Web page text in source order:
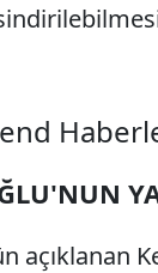
açıklanan